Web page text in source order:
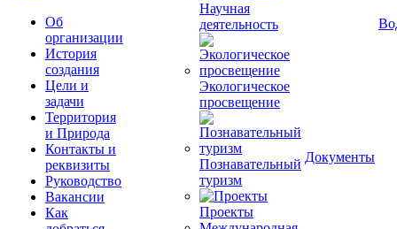
Об
организации
История
создания
Цели и
задачи
Территория
и Природа
Контакты и
реквизиты
Руководство
Вакансии
Как
Научная
деятельность
Экологическое
просвещение
Познавательный
туризм
Проекты
Документы